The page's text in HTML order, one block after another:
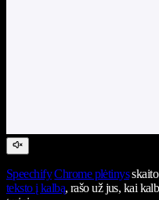
Speechify Chrome plėtinysskaito
teksto į kalbą, rašo už jus, kai